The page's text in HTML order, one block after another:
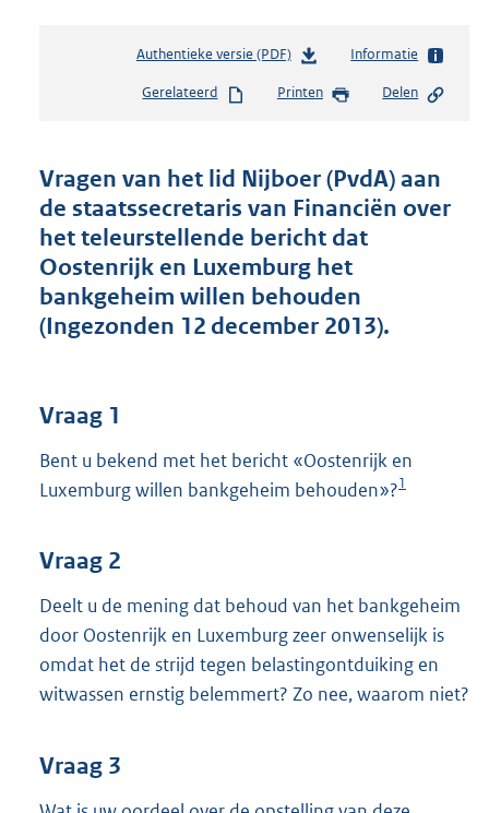
Authentieke versie (PDF)b
s
d
s
g
r
o
o
t
K
b
Informatie
Gerelateerd Printen Delen
Vragen van het lid Nijboer (PvdA) aan
de staatssecretaris van Financiën over
het teleurstellende bericht dat
Oostenrijk en Luxemburg het
bankgeheim willen behouden
(Ingezonden 12 december 2013).
Vraag 1
Bent u bekend met het bericht «Oostenrijk en
Luxemburg willen bankgeheim behouden»?1
Vraag 2
Deelt u de mening dat behoud van het bankgeheim
door Oostenrijk en Luxemburg zeer onwenselijk is
omdat het de strijd tegen belastingontduiking en
witwassen ernstig belemmert? Zo nee, waarom niet?
Vraag 3